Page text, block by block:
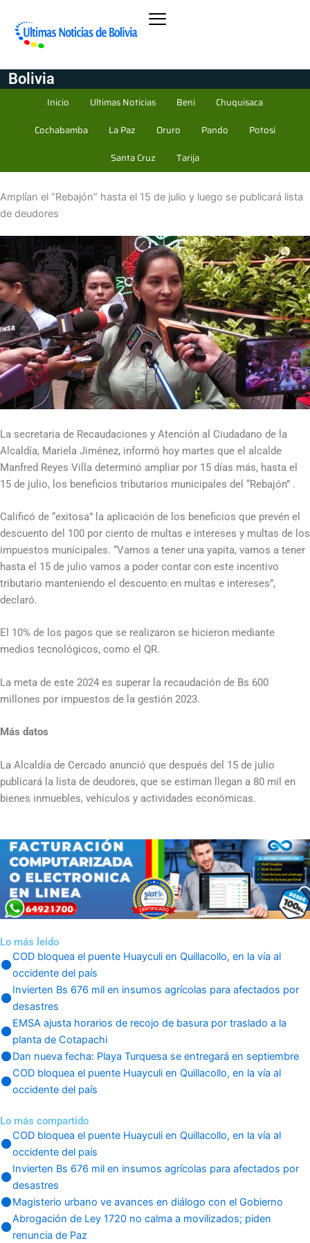
Bolivia
Inicio Ultimas Noticias Beni
Chuquisaca
Cochabamba
La Paz Oruro Pando
Potosí
Santa Cruz
Tarija
Amplían el “Rebajón” hasta el 15 de julio y luego se publicará lista
de deudores
La secretaria de Recaudaciones y Atención al Ciudadano de la
Alcaldía, Mariela Jiménez, informó hoy martes que el alcalde
Manfred Reyes Villa determinó ampliar por 15 días más, hasta el
15 de julio, los beneficios tributarios municipales del “Rebajón” .
Calificó de “exitosa” la aplicación de los beneficios que prevén el
descuento del 100 por ciento de multas e intereses y multas de los
impuestos municipales. “Vamos a tener una yapita, vamos a tener
hasta el 15 de julio vamos a poder contar con este incentivo
tributario manteniendo el descuento en multas e intereses”,
declaró.
El 10% de los pagos que se realizaron se hicieron mediante
medios tecnológicos, como el QR.
La meta de este 2024 es superar la recaudación de Bs 600
millones por impuestos de la gestión 2023.
Más datos
La Alcaldía de Cercado anunció que después del 15 de julio
publicará la lista de deudores, que se estiman llegan a 80 mil en
bienes inmuebles, vehículos y actividades económicas.
Lo más leido
COD bloquea el puente Huayculi en Quillacollo, en la vía al
occidente del país
Invierten Bs 676 mil en insumos agrícolas para afectados por
desastres
EMSA ajusta horarios de recojo de basura por traslado a la
planta de Cotapachi
Dan nueva fecha: Playa Turquesa se entregará en septiembre
COD bloquea el puente Huayculi en Quillacollo, en la vía al
occidente del país
Lo más compartido
COD bloquea el puente Huayculi en Quillacollo, en la vía al
occidente del país
Invierten Bs 676 mil en insumos agrícolas para afectados por
desastres
Magisterio urbano ve avances en diálogo con el Gobierno
Abrogación de Ley 1720 no calma a movilizados; piden
renuncia de Paz